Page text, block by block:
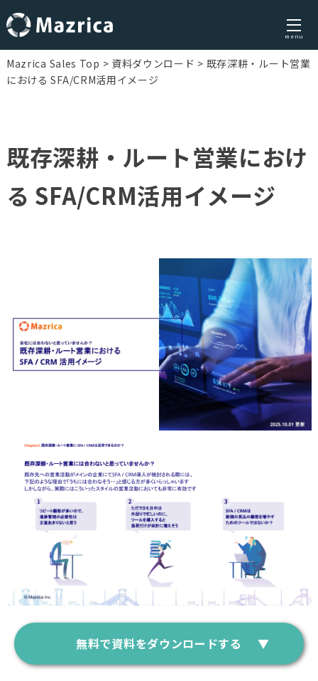
Skip
to
menu
Mazrica Sales Top 資料ダウンロード
既存深耕・ルート営業
における SFA/CRM活用イメージ
既存深耕・ルート営業におけ
る SFA/CRM活用イメージ
無料で資料をダウンロードする